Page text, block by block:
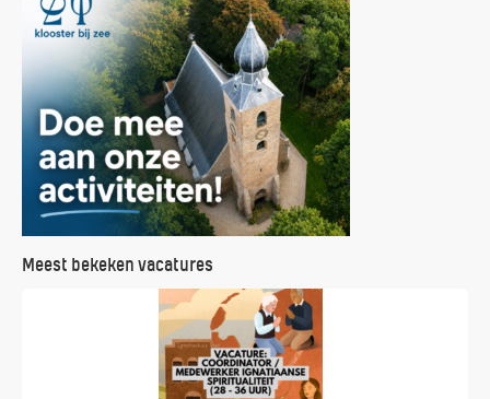
Meest bekeken vacatures